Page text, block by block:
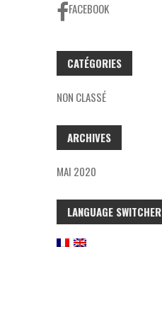
FACEBOOK
CATÉGORIES
NON CLASSÉ
ARCHIVES
MAI 2020
LANGUAGE SWITCHER